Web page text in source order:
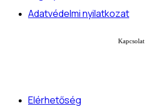
Adatvédelmi nyilatkozat
Kapcsolat
Elérhetőség